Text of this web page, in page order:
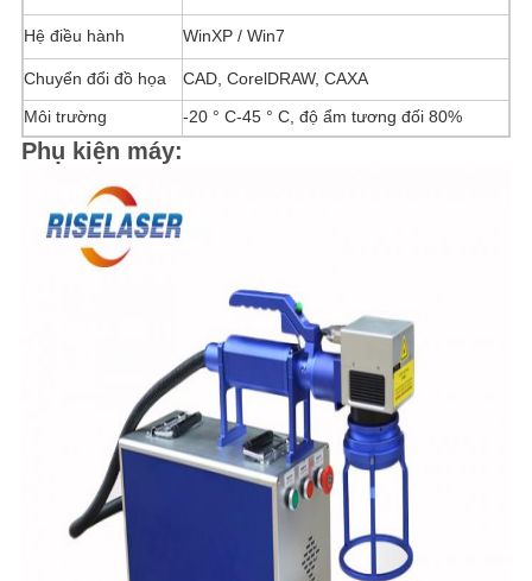
Hệ điều hành WinXP / Win7
Chuyển đổi đồ họa
CAD, CorelDRAW, CAXA
Môi trường
-20 ° C-45 ° C, độ ẩm tương đối 80%
Phụ kiện máy: